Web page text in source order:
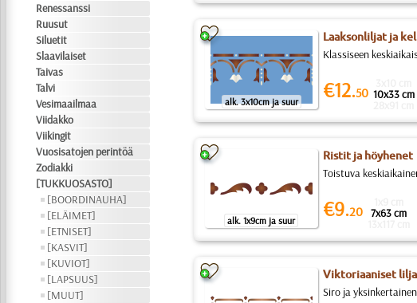
Renessanssi
Ruusut
Siluetit
Slaavilaiset
Taivas
Talvi
Vesimaailmaa
Viidakko
Viikingit
Vuosisatojen perintöä
Zodiakki
[TUKKUOSASTO]
[BOORDINAUHA]
[ELÄIMET]
[ETNISET]
[KASVIT]
[KUVIOT]
[LAPSUUS]
[MUUT]
alk. 3x10cm ja suur
Laaksonliljat ja
Klassiseen
€12.50 10x33 cm
alk. 1x9cm ja suur
Ristit ja höyhenet
Toistuva
€9.20 7x63 cm
Viktoriaaniset
Siro ja